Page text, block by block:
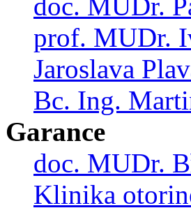
prof. MUDr.
Jaroslava
Bc. Ing.
Garance
doc. MUDr.
Klinika